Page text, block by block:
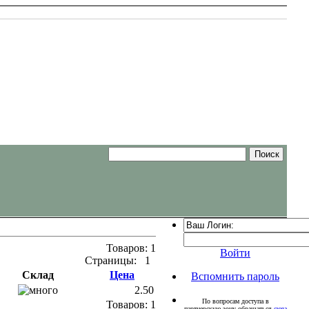
Товаров: 1
Страницы:
1
Склад
Цена
2.50
Товаров: 1
Войти
Вспомнить пароль
По вопросам доступа в